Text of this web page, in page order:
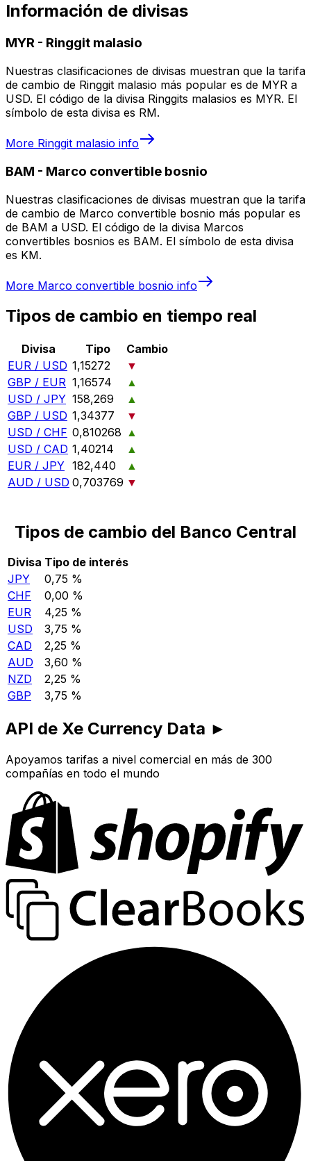
Información de divisas
MYR - Ringgit malasio
Nuestras clasificaciones de divisas muestran que la tarifa
de cambio de Ringgit malasio más popular es de MYR a
USD. El código de la divisa Ringgits malasios es MYR. El
símbolo de esta divisa es RM.
More Ringgit malasio info
BAM - Marco convertible bosnio
Nuestras clasificaciones de divisas muestran que la tarifa
de cambio de Marco convertible bosnio más popular es
de BAM a USD. El código de la divisa Marcos
convertibles bosnios es BAM. El símbolo de esta divisa
es KM.
More Marco convertible bosnio info
Tipos de cambio en tiempo real
Divisa Tipo
Cambio
EUR / USD 1,15272
▼
GBP / EUR 1,16574
▲
USD / JPY 158,269
▲
GBP / USD 1,34377
▼
USD / CHF 0,810268 ▲
USD / CAD 1,40214
▲
EUR / JPY 182,440
▲
AUD / USD 0,703769 ▼
Tipos de cambio del Banco Central
Divisa Tipo de interés
JPY
0,75 %
CHF
0,00 %
EUR
4,25 %
USD
3,75 %
CAD
2,25 %
AUD
3,60 %
NZD
2,25 %
GBP
3,75 %
API de Xe Currency Data ►
Apoyamos tarifas a nivel comercial en más de 300
compañías en todo el mundo